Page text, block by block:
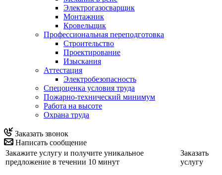
Электрогазосварщик
Монтажник
Кровельщик
Профессиональная переподготовка
Строительство
Проектирование
Изыскания
Аттестация
Электробезопасность
Спецоценка условия труда
Пожарно-технический минимум
Работа на высоте
Охрана труда
Заказать звонок
Написать сообщение
Закажите услугу и получите уникальное
предложение в течении 10 минут
Заказать
услугу